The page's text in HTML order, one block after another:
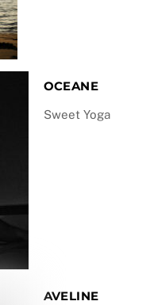
OCEANE
Sweet Yoga
AVELINE